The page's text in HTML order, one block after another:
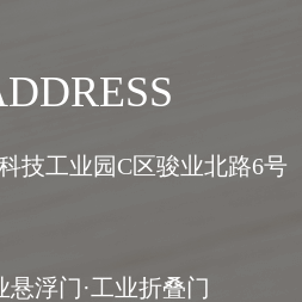
技工业园C区骏业北路6号
悬浮门·工业折叠门